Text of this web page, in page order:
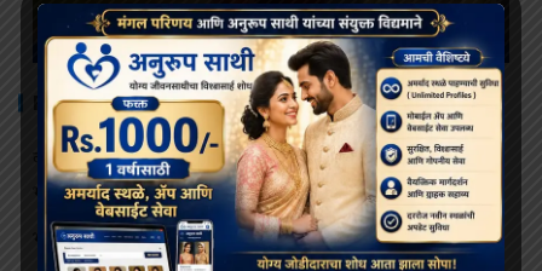
RECENT POSTS
दलाई लामा ९१ वर्षांचे होत असताना, भारत आणि चीन बौद्ध धर्माच्या
भविष्यासाठी संघर्ष करत आहेत
भव्य बौद्ध धम्म मिरवणूक बोमडिला येथे दाखल